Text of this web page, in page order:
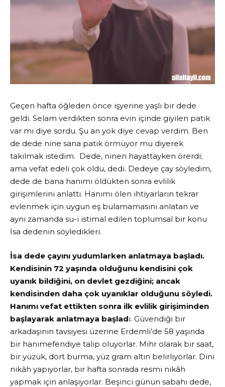
Geçen hafta öğleden önce işyerine yaşlı bir dede
geldi. Selam verdikten sonra evin içinde giyilen patik
var mı diye sordu. Şu an yok diye cevap verdim. Ben
de dede nine sana patik örmüyor mu diyerek
takılmak istedim. Dede, ninen hayattayken örerdi;
ama vefat edeli çok oldu, dedi. Dedeye çay söyledim,
dede de bana hanımı öldükten sonra evlilik
girişimlerini anlattı. Hanımı ölen ihtiyarların tekrar
evlenmek için uygun eş bulamamasını anlatan ve
aynı zamanda su-i istimal edilen toplumsal bir konu
İsa dedenin söyledikleri.
İsa dede çayını yudumlarken anlatmaya başladı.
Kendisinin 72 yaşında olduğunu kendisini çok
uyanık bildiğini, on devlet gezdiğini; ancak
kendisinden daha çok uyanıklar olduğunu söyledi.
Hanımı vefat ettikten sonra ilk evlilik girişiminden
başlayarak anlatmaya başladı. Güvendiği bir
arkadaşının tavsiyesi üzerine Erdemli’de 58 yaşında
bir hanımefendiye talip oluyorlar. Mihr olarak bir saat,
bir yüzük, dört burma, yüz gram altın belirliyorlar. Dini
nikâh yapıyorlar, bir hafta sonrada resmi nikâh
yapmak için anlaşıyorlar. Beşinci günün sabahı dede,